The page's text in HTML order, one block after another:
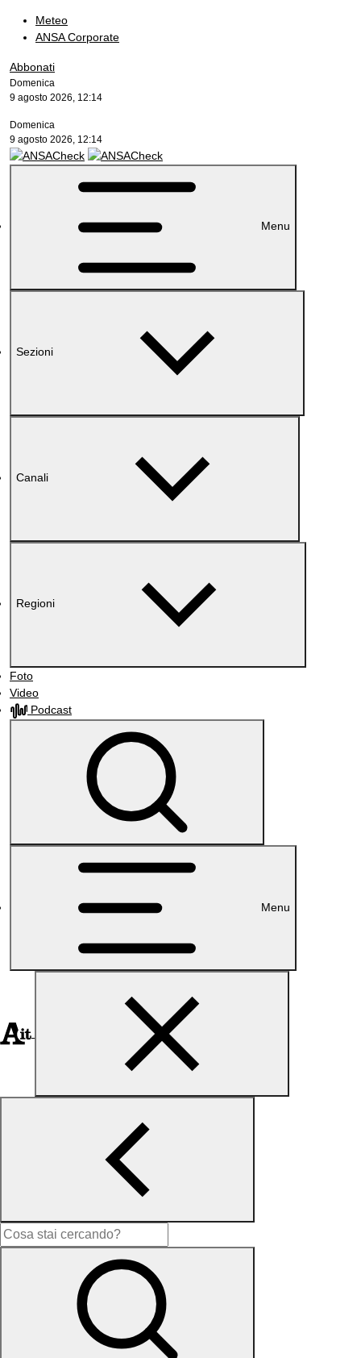
Meteo
ANSA Corporate
Abbonati
Domenica
9 agosto 2026, 12:14
Domenica
9 agosto 2026, 12:14
Menu
Sezioni
Canali
Regioni
Foto
Video
Podcast
Menu